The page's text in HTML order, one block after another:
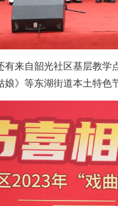
有来自韶光社区基层教学
娘》等东湖街道本土特色